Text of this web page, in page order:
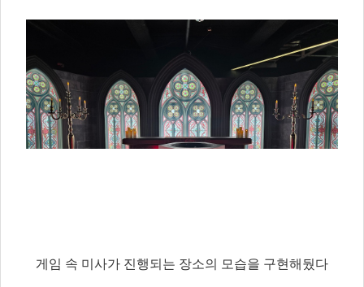
게임 속 미사가 진행되는 장소의 모습을 구현해뒀다